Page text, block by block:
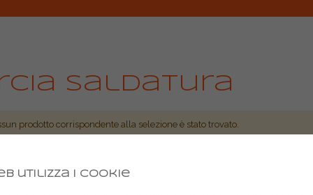
saldatura
prodotto corrispondente alla selezione è stato trovato.
utilizza i cookie